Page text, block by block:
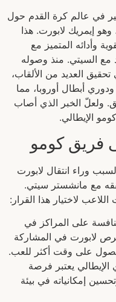
في عالم كرة القدم حول
إيمريك لابورت. هذا
وأدائه المتميز مع
مع السيتي. منذ وصوله
العديد من الألقاب،
أبطال أوروبا، مما
ولعلّ الخبر الذي أصاب
الإيطالي.
فريق كومو
وراء انتقال لابورت
مع مانشستر سيتي.
لاختيار هذا القرار:
على المراكز في
لابورت في المشاركة
على وقت أكثر للعب.
الإيطالي يعتبر فرصة
إمكانياته في بيئة